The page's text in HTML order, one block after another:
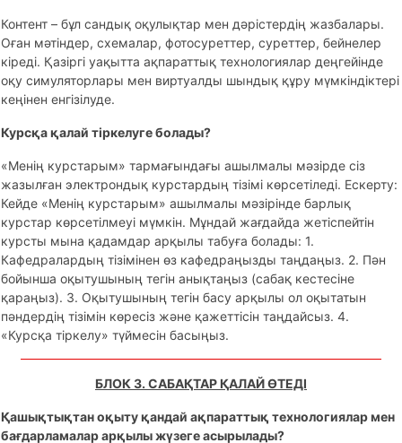
Контент – бұл сандық оқулықтар мен дәрістердің жазбалары.
Оған мәтіндер, схемалар, фотосуреттер, суреттер, бейнелер
кіреді. Қазіргі уақытта ақпараттық технологиялар деңгейінде
оқу симуляторлары мен виртуалды шындық құру мүмкіндіктері
кеңінен енгізілуде.
Курсқа қалай тіркелуге болады?
«Менің курстарым» тармағындағы ашылмалы мәзірде сіз
жазылған электрондық курстардың тізімі көрсетіледі. Ескерту:
Кейде «Менің курстарым» ашылмалы мәзірінде барлық
курстар көрсетілмеуі мүмкін. Мұндай жағдайда жетіспейтін
курсты мына қадамдар арқылы табуға болады: 1.
Кафедралардың тізімінен өз кафедраңызды таңдаңыз. 2. Пән
бойынша оқытушының тегін анықтаңыз (сабақ кестесіне
қараңыз). 3. Оқытушының тегін басу арқылы ол оқытатын
пәндердің тізімін көресіз және қажеттісін таңдайсыз. 4.
«Курсқа тіркелу» түймесін басыңыз.
БЛОК 3. САБАҚТАР ҚАЛАЙ ӨТЕДІ
Қашықтықтан оқыту қандай ақпараттық технологиялар мен
бағдарламалар арқылы жүзеге асырылады?